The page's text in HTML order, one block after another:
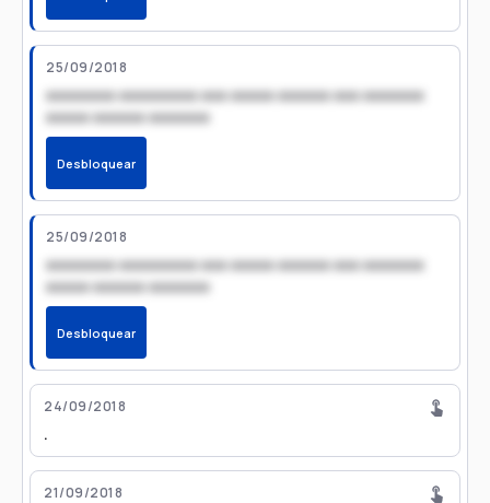
25/09/2018
xxxxxxxx xxxxxxxxx xxx xxxxx xxxxxx xxx xxxxxxx
xxxxx xxxxxx xxxxxxx
Desbloquear
25/09/2018
xxxxxxxx xxxxxxxxx xxx xxxxx xxxxxx xxx xxxxxxx
xxxxx xxxxxx xxxxxxx
Desbloquear
24/09/2018
.
21/09/2018